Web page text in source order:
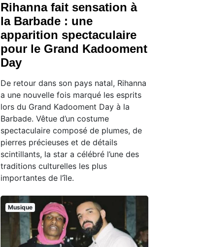
Rihanna fait sensation à
la Barbade : une
apparition spectaculaire
pour le Grand Kadooment
Day
De retour dans son pays natal, Rihanna
a une nouvelle fois marqué les esprits
lors du Grand Kadooment Day à la
Barbade. Vêtue d’un costume
spectaculaire composé de plumes, de
pierres précieuses et de détails
scintillants, la star a célébré l’une des
traditions culturelles les plus
importantes de l’île.
Musique